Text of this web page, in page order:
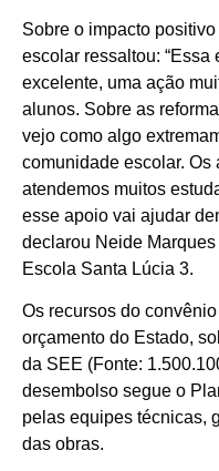
Sobre o impacto
escolar ressaltou:
excelente, uma ação
alunos. Sobre as
vejo como algo
comunidade escolar. Os
atendemos muitos
esse apoio vai ajudar
declarou Neide
Escola Santa Lúcia 3.
Os recursos do
orçamento do Estado,
da SEE (Fonte:
desembolso segue o
pelas equipes técnicas,
das obras.